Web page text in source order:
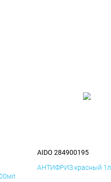
AIDO 284900195
АНТИФРИЗ красный 1л.